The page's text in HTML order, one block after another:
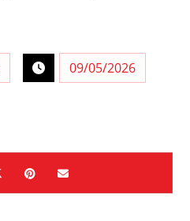
09/05/2026